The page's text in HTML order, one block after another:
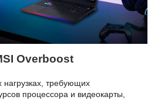
Overboost
нагрузках, требующих
процессора и видеокарты,